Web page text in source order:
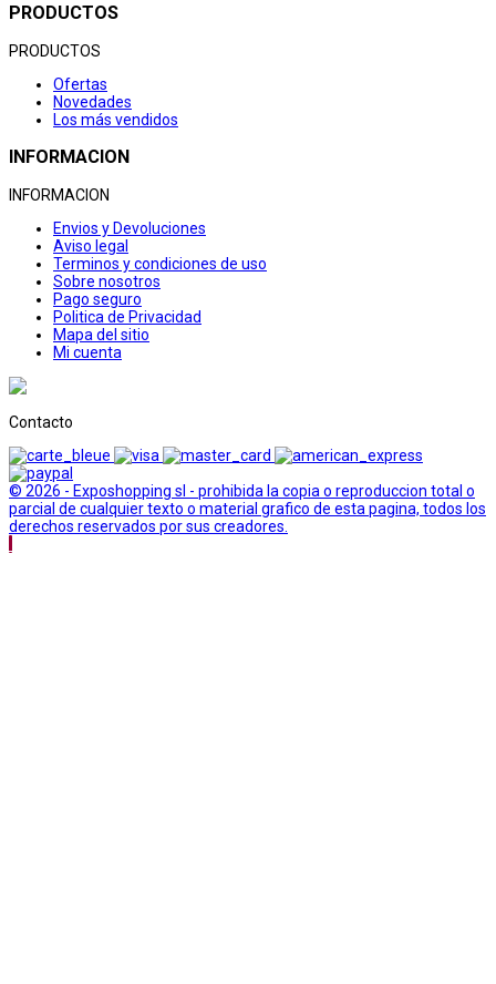
PRODUCTOS
PRODUCTOS
Ofertas
Novedades
Los más vendidos
INFORMACION
INFORMACION
Envios y Devoluciones
Aviso legal
Terminos y condiciones de uso
Sobre nosotros
Pago seguro
Politica de Privacidad
Mapa del sitio
Mi cuenta
Contacto
© 2026 - Exposhopping sl - prohibida la copia o reproduccion total o
parcial de cualquier texto o material grafico de esta pagina, todos los
derechos reservados por sus creadores.